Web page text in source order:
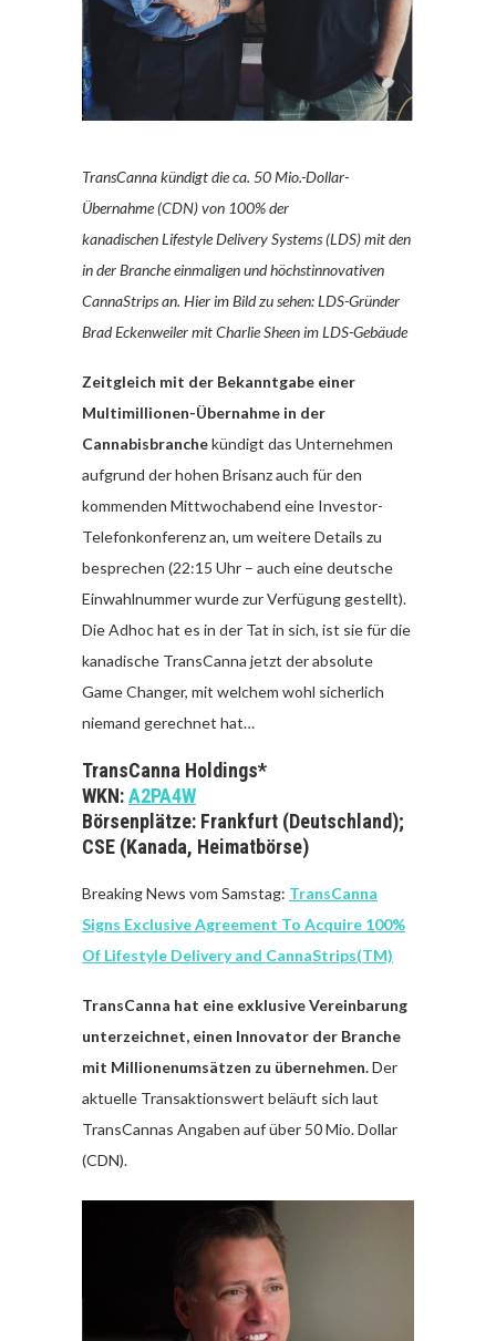
TransCanna kündigt die ca. 50 Mio.-Dollar-
Übernahme (CDN) von 100% der
kanadischen Lifestyle Delivery Systems (LDS) mit den
in der Branche einmaligen und höchstinnovativen
CannaStrips an. Hier im Bild zu sehen: LDS-Gründer
Brad Eckenweiler mit Charlie Sheen im LDS-Gebäude
Zeitgleich mit der Bekanntgabe einer
Multimillionen-Übernahme in der
Cannabisbranchekündigt das Unternehmen
aufgrund der hohen Brisanz auch für den
kommenden Mittwochabend eine Investor-
Telefonkonferenz an, um weitere Details zu
besprechen (22:15 Uhr – auch eine deutsche
Einwahlnummer wurde zur Verfügung gestellt).
Die Adhoc hat es in der Tat in sich, ist sie für die
kanadische TransCanna jetzt der absolute
Game Changer, mit welchem wohl sicherlich
niemand gerechnet hat…
TransCanna Holdings*
WKN:A2PA4W
Börsenplätze: Frankfurt (Deutschland);
CSE (Kanada, Heimatbörse)
Breaking News vom Samstag: TransCanna
Signs Exclusive Agreement To Acquire 100%
Of Lifestyle Delivery and CannaStrips(TM)
TransCanna hat eine exklusive Vereinbarung
unterzeichnet, einen Innovator der Branche
mit Millionenumsätzen zu übernehmen.Der
aktuelle Transaktionswert beläuft sich laut
TransCannas Angaben auf über 50 Mio. Dollar
(CDN).